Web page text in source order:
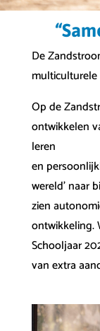
De
Op de
ontwikkelen
leren
en
wereld’ naar
zien
ontwikkeling.
Schooljaar
van extra